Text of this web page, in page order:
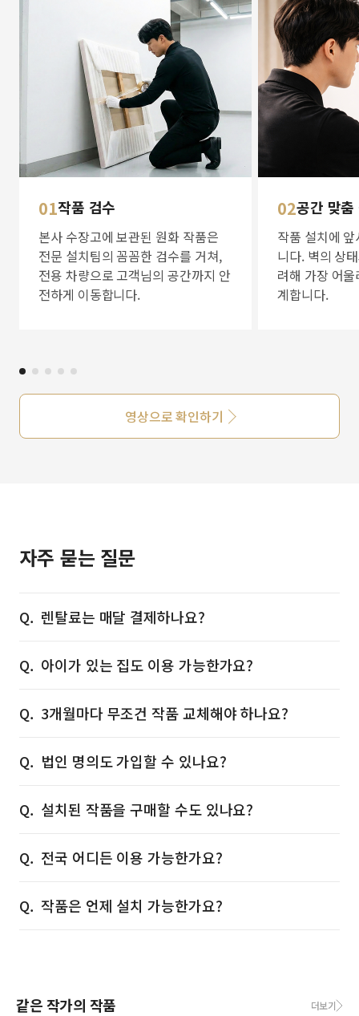
01작품 검수
본사 수장고에 보관된 원화 작품은
전문 설치팀의 꼼꼼한 검수를 거쳐,
전용 차량으로 고객님의 공간까지 안
전하게 이동합니다.
02공간 맞
작품 설치에
니다. 벽의 상
려해 가장 어
계합니다.
영상으로 확인하기
자주 묻는 질문
렌탈료는 매달 결제하나요?
아이가 있는 집도 이용 가능한가요?
3개월마다 무조건 작품 교체해야 하나요?
법인 명의도 가입할 수 있나요?
설치된 작품을 구매할 수도 있나요?
전국 어디든 이용 가능한가요?
작품은 언제 설치 가능한가요?
같은 작가의 작품 더보기